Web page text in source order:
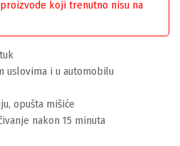
koji trenutno nisu na
uslovima i u automobilu
opušta mišiće
nakon 15 minuta